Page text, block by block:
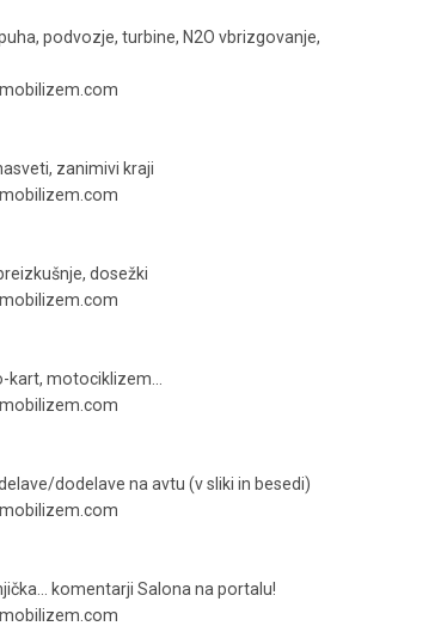
podvozje, turbine, N2O vbrizgovanje,
zanimivi kraji
dosežki
kart, motociklizem...
dodelave na avtu (v sliki in besedi)
komentarji Salona na portalu!